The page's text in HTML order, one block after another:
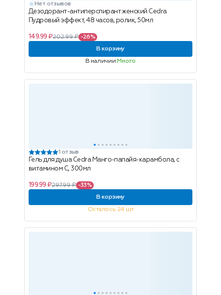
Нет отзывов
Дезодорант-антиперспирант женский Cedra
Пудровый эффект, 48 часов, ролик, 50мл
149.99 ₽202.99 ₽ -26%
В корзину
В наличии Много
1 отзыв
Гель для душа Cedra Манго-папайя-карамбола, с
витамином С, 300мл
199.99 ₽297.99 ₽ -33%
В корзину
Осталось 24 шт